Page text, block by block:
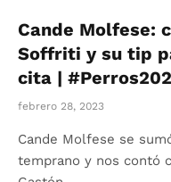
Cande Molfese:
Soffriti y su tip
cita |
febrero 28, 2023
Cande Molfese se
temprano y nos contó